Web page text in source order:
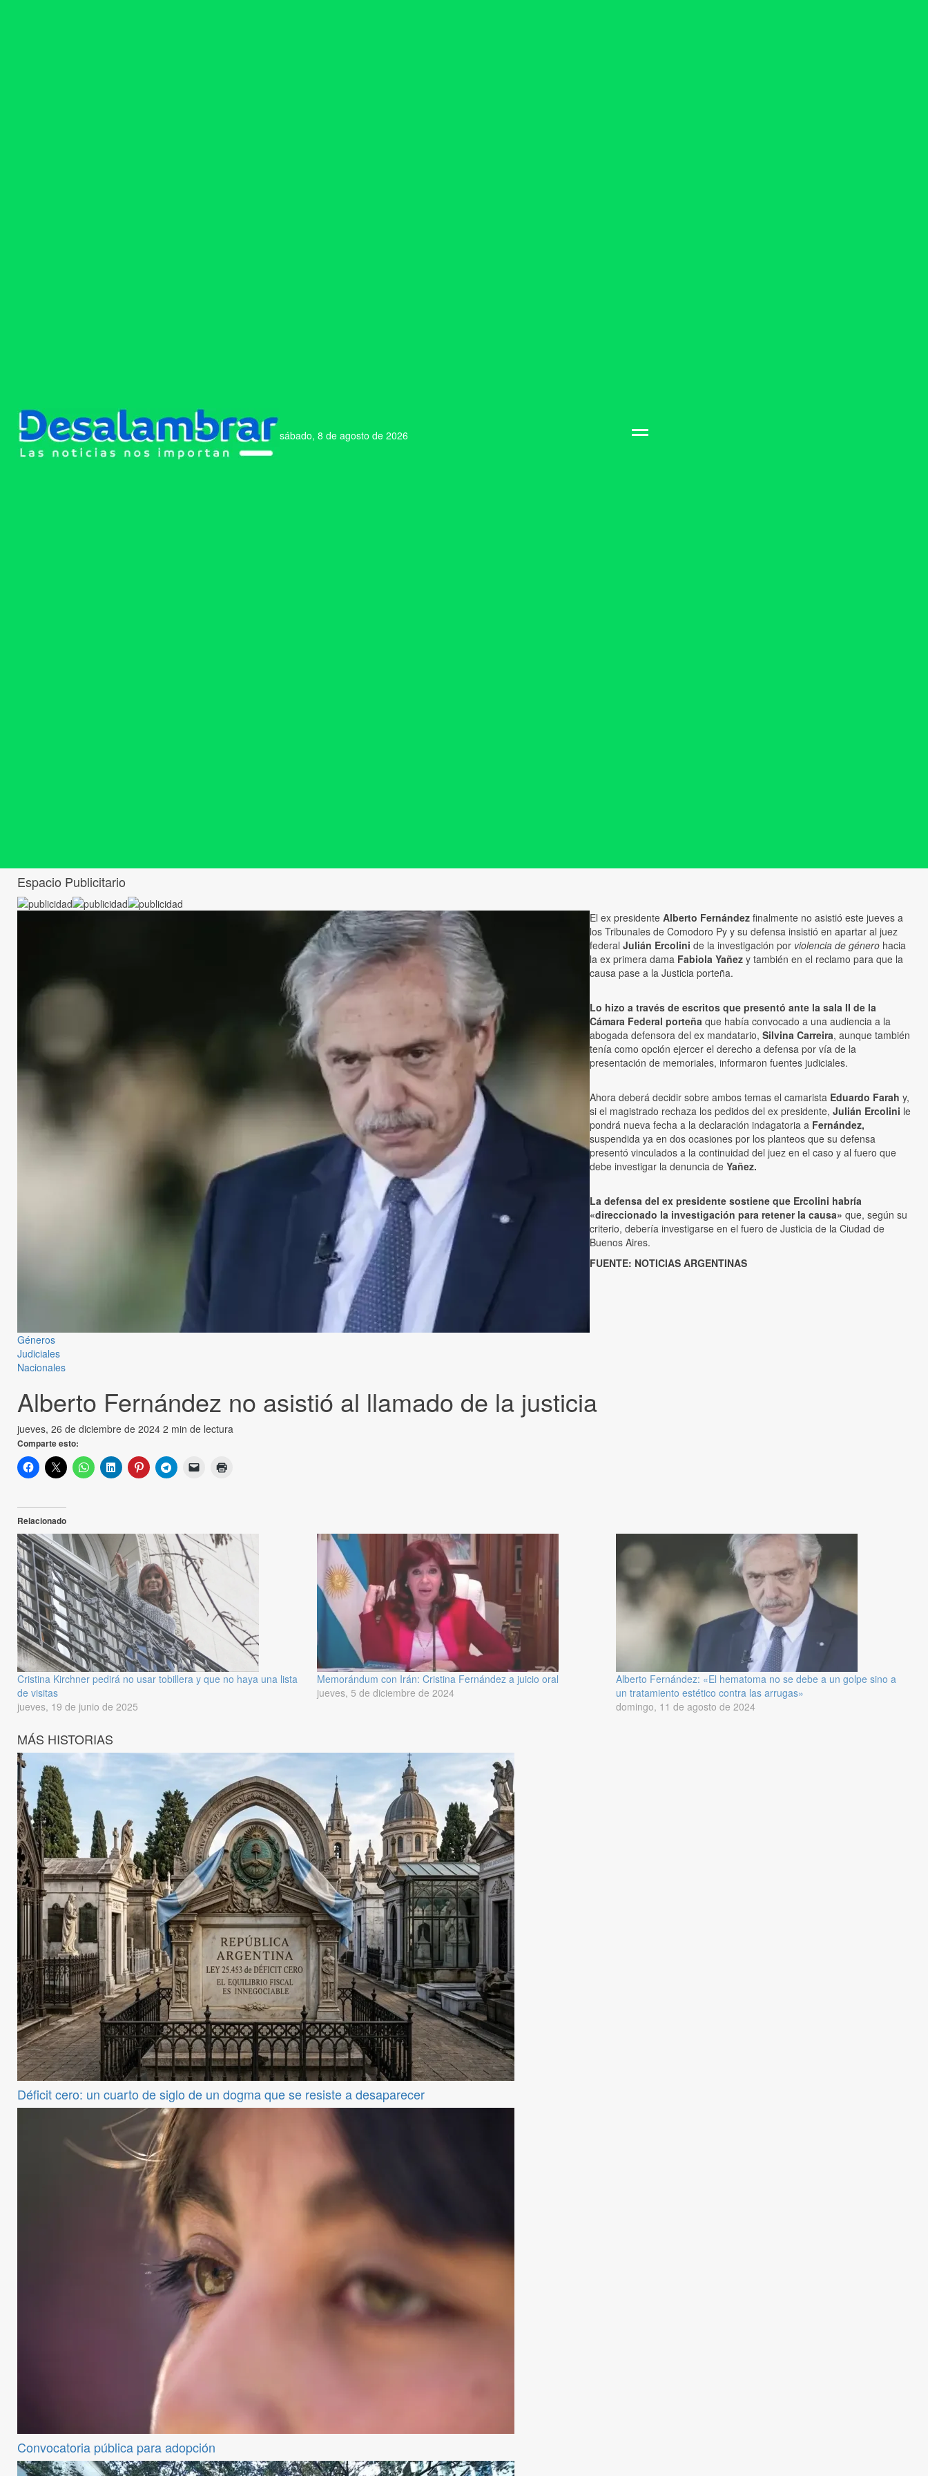
sábado, 8 de agosto de 2026
Espacio Publicitario
Géneros
Judiciales
Nacionales
Alberto Fernández no asistió al llamado de la justicia
jueves, 26 de diciembre de 2024 2 min de lectura
Comparte esto:
El ex presidente Alberto Fernández finalmente no asistió este jueves a
los Tribunales de Comodoro Py y su defensa insistió en apartar al juez
federal Julián Ercolini de la investigación por violencia de género hacia
la ex primera dama Fabiola Yañez y también en el reclamo para que la
causa pase a la Justicia porteña.
Lo hizo a través de escritos que presentó ante la sala II de la
Cámara Federal porteña que había convocado a una audiencia a la
abogada defensora del ex mandatario, Silvina Carreira, aunque también
tenía como opción ejercer el derecho a defensa por vía de la
presentación de memoriales, informaron fuentes judiciales.
Ahora deberá decidir sobre ambos temas el camarista Eduardo Farah y,
si el magistrado rechaza los pedidos del ex presidente, Julián Ercolini le
pondrá nueva fecha a la declaración indagatoria a Fernández,
suspendida ya en dos ocasiones por los planteos que su defensa
presentó vinculados a la continuidad del juez en el caso y al fuero que
debe investigar la denuncia de Yañez.
La defensa del ex presidente sostiene que Ercolini habría
«direccionado la investigación para retener la causa» que, según su
criterio, debería investigarse en el fuero de Justicia de la Ciudad de
Buenos Aires.
FUENTE: NOTICIAS ARGENTINAS
Relacionado
Cristina Kirchner pedirá no usar tobillera y que no haya una lista
de visitas
jueves, 19 de junio de 2025
Memorándum con Irán: Cristina Fernández a juicio oral
jueves, 5 de diciembre de 2024
Alberto Fernández: «El hematoma no se debe a un golpe sino a
un tratamiento estético contra las arrugas»
domingo, 11 de agosto de 2024
MÁS HISTORIAS
Déficit cero: un cuarto de siglo de un dogma que se resiste a desaparecer
Convocatoria pública para adopción